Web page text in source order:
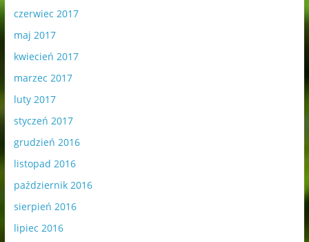
czerwiec 2017
maj 2017
kwiecień 2017
marzec 2017
luty 2017
styczeń 2017
grudzień 2016
listopad 2016
październik 2016
sierpień 2016
lipiec 2016